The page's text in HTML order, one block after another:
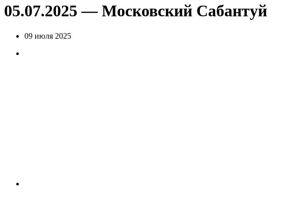
05.07.2025 — Московский Сабантуй
09 июля 2025